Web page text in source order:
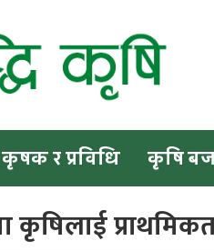
कृषक र प्रविधि कृषि
कृषिलाई